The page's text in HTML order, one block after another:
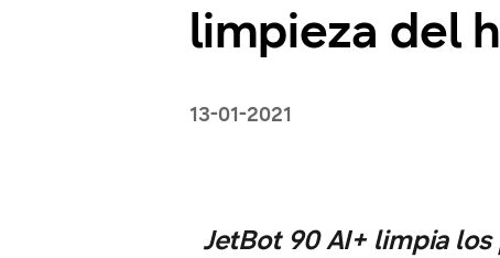
limpieza del
13-01-2021
JetBot 90 AI+ limpia